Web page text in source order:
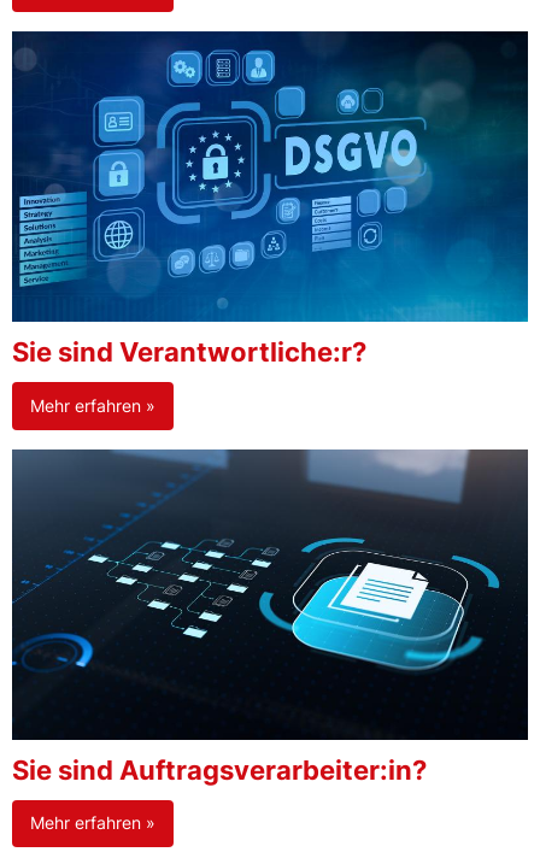
Sie sind Verantwortliche:r?
Mehr erfahren »
Sie sind Auftragsverarbeiter:in?
Mehr erfahren »